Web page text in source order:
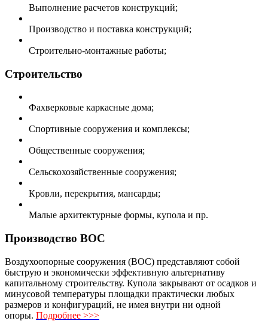
Выполнение расчетов конструкций;
Производство и поставка конструкций;
Строительно-монтажные работы;
Строительство
Фахверковые каркасные дома;
Спортивные сооружения и комплексы;
Общественные сооружения;
Сельскохозяйственные сооружения;
Кровли, перекрытия, мансарды;
Малые архитектурные формы, купола и пр.
Производство ВОС
Воздухоопорные сооружения (ВОС) представляют собой
быструю и экономически эффективную альтернативу
капитальному строительству. Купола закрывают от осадков и
минусовой температуры площадки практически любых
размеров и конфигураций, не имея внутри ни одной
опоры. Подробнее >>>